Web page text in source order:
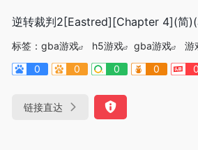
逆转裁判2[Eastred][Chapter 4](简
标签： gba游戏 h5游戏 gba游戏
游
0
0 0 0 0
链接直达